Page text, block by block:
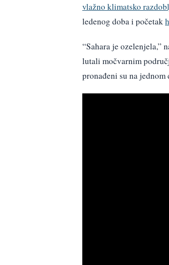
vlažno klimatsko
ledenog doba i početak
“Sahara je ozelenjela,”
lutali močvarnim
pronađeni su na